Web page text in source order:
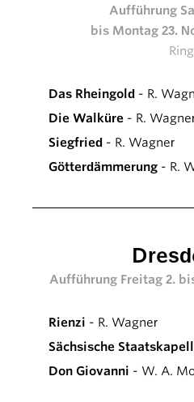
Aufführung
bis Montag 23.
Ring
Das Rheingold - R.
Die Walküre - R.
Siegfried - R. Wagner
Götterdämmerung - R.
Aufführung Freitag 2.
Rienzi - R. Wagner
Sächsische
Don Giovanni - W. A.